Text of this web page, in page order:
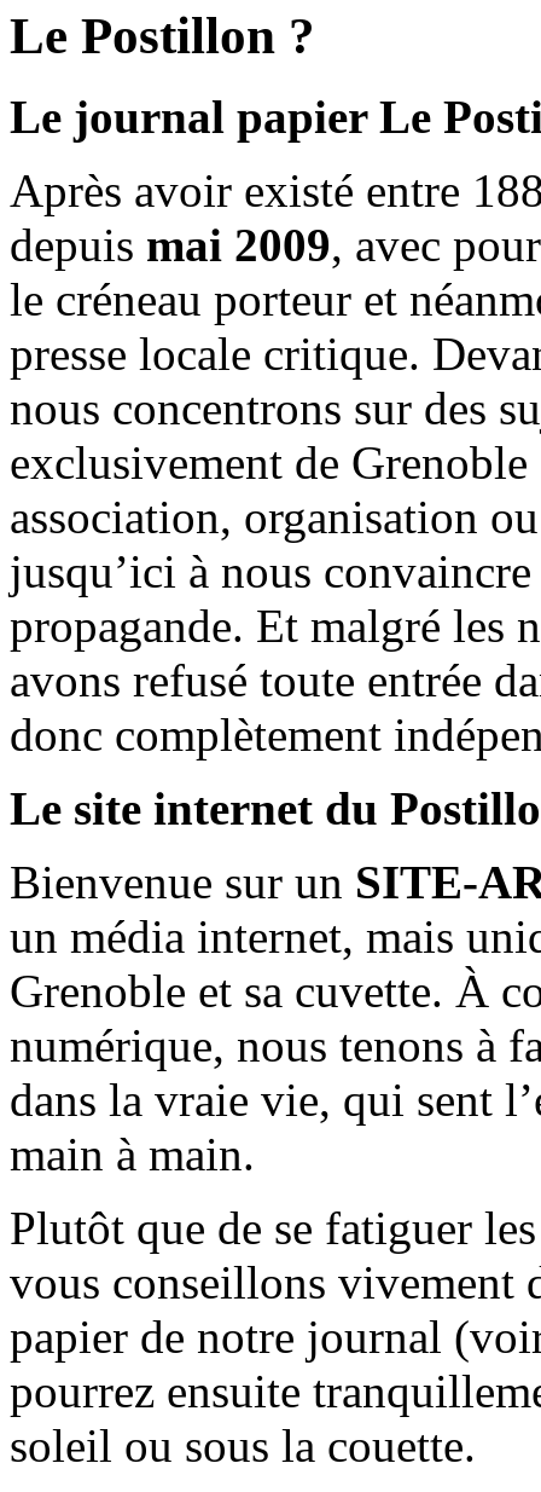
Le Postillon ?
Le journal papier Le
Après avoir existé entre
depuis mai 2009, avec
le créneau porteur et
presse locale critique.
nous concentrons sur des
exclusivement de
association, organisation
jusqu’ici à nous
propagande. Et malgré les
avons refusé toute entrée
donc complètement
Le site internet du
Bienvenue sur un SITE-
un média internet, mais
Grenoble et sa cuvette. À
numérique, nous tenons à
dans la vraie vie, qui sent
main à main.
Plutôt que de se fatiguer
vous conseillons vivement
papier de notre journal
pourrez ensuite
soleil ou sous la couette.